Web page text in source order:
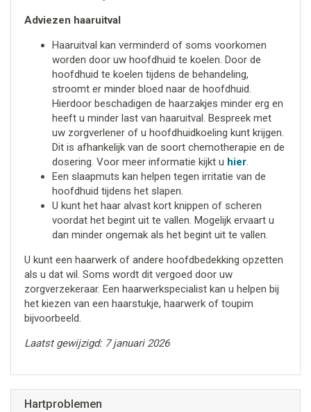
Adviezen haaruitval
Haaruitval kan verminderd of soms voorkomen
worden door uw hoofdhuid te koelen. Door de
hoofdhuid te koelen tijdens de behandeling,
stroomt er minder bloed naar de hoofdhuid.
Hierdoor beschadigen de haarzakjes minder erg en
heeft u minder last van haaruitval. Bespreek met
uw zorgverlener of u hoofdhuidkoeling kunt krijgen.
Dit is afhankelijk van de soort chemotherapie en de
dosering. Voor meer informatie kijkt u hier.
Een slaapmuts kan helpen tegen irritatie van de
hoofdhuid tijdens het slapen.
U kunt het haar alvast kort knippen of scheren
voordat het begint uit te vallen. Mogelijk ervaart u
dan minder ongemak als het begint uit te vallen.
U kunt een haarwerk of andere hoofdbedekking opzetten
als u dat wil. Soms wordt dit vergoed door uw
zorgverzekeraar. Een haarwerkspecialist kan u helpen bij
het kiezen van een haarstukje, haarwerk of toupim
bijvoorbeeld.
Laatst gewijzigd: 7 januari 2026
Hartproblemen